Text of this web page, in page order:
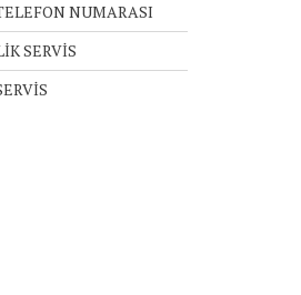
NUMARASI
SERVİS